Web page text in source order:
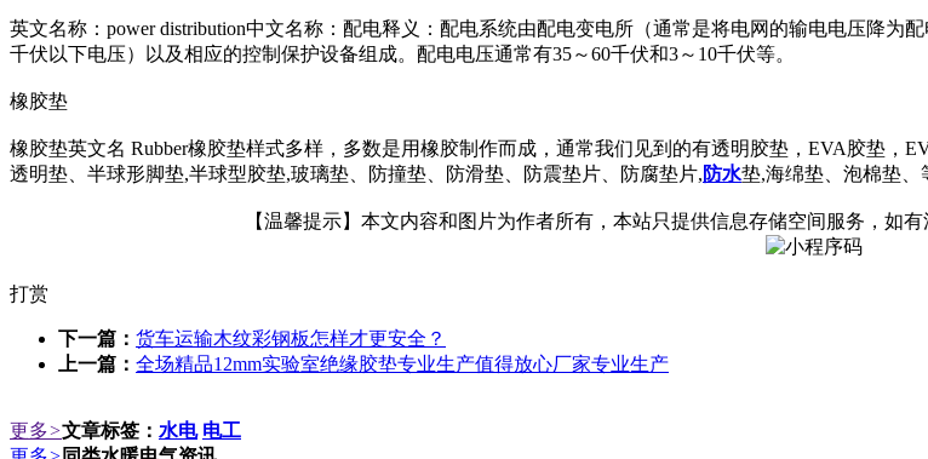
英文名称：power distribution中文名称：配电释义：配电系统由配电变电所（通常是将电网的输电电压降为
千伏以下电压）以及相应的控制保护设备组成。配电电压通常有35～60千伏和3～10千伏等。
橡胶垫
橡胶垫英文名 Rubber橡胶垫样式多样，多数是用橡胶制作而成，通常我们见到的有透明胶垫，EVA胶垫，
透明垫、半球形脚垫,半球型胶垫,玻璃垫、防撞垫、防滑垫、防震垫片、防腐垫片, 防水垫,海绵垫、泡棉垫、
【温馨提示】本文内容和图片为作者所有，本站只提供信息存储空间服务，如
打赏
下一篇： 货车运输木纹彩钢板怎样才更安全？
上一篇： 全场精品12mm实验室绝缘胶垫专业生产值得放心厂家专业生产
更多>文章标签： 水电 电工